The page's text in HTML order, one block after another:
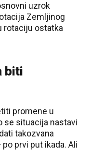
uzrok
Zemljinog
rotaciju ostatka
biti
promene u
se situacija nastavi
takozvana
prvi put ikada. Ali